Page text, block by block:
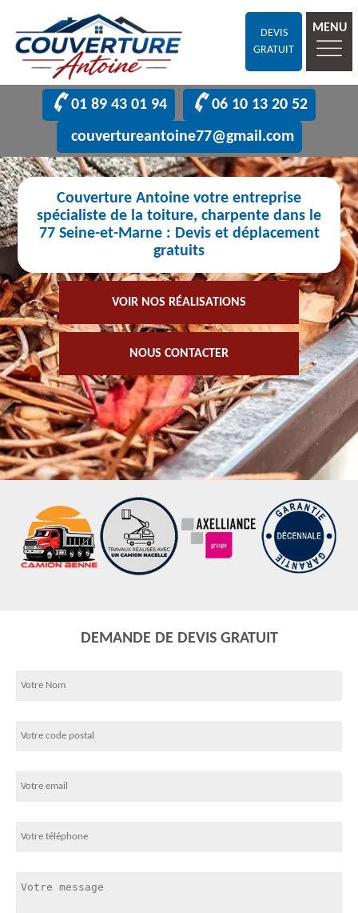
DEVIS
GRATUIT
MENU
01 89 43 01 94
06 10 13 20 52
couvertureantoine77@gmail.com
Couverture Antoine votre entreprise
spécialiste de la toiture, charpente dans le
77 Seine-et-Marne : Devis et déplacement
gratuits
VOIR NOS RÉALISATIONS
NOUS CONTACTER
DEMANDE DE DEVIS GRATUIT